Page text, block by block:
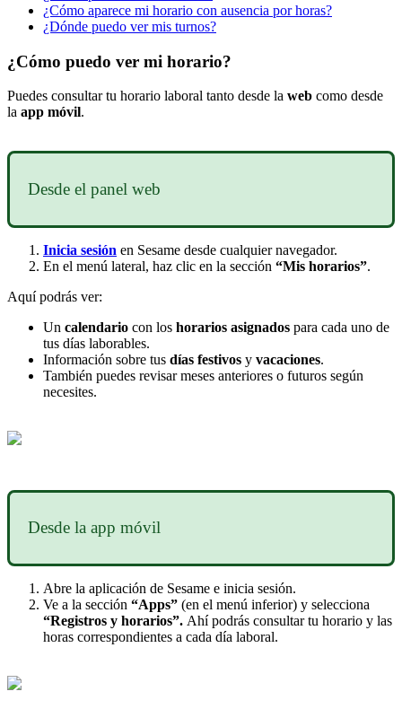
¿Cómo aparece mi horario con ausencia por horas?
¿Dónde puedo ver mis turnos?
¿Cómo puedo ver mi horario?
Puedes consultar tu horario laboral tanto desde la web como desde
la app móvil.
Desde el panel web
Inicia sesión en Sesame desde cualquier navegador.
En el menú lateral, haz clic en la sección “Mis horarios”.
Aquí podrás ver:
Un calendario con los horarios asignados para cada uno de
tus días laborables.
Información sobre tus días festivos y vacaciones.
También puedes revisar meses anteriores o futuros según
necesites.
Desde la app móvil
Abre la aplicación de Sesame e inicia sesión.
Ve a la sección “Apps” (en el menú inferior) y selecciona
“Registros y horarios”. Ahí podrás consultar tu horario y las
horas correspondientes a cada día laboral.